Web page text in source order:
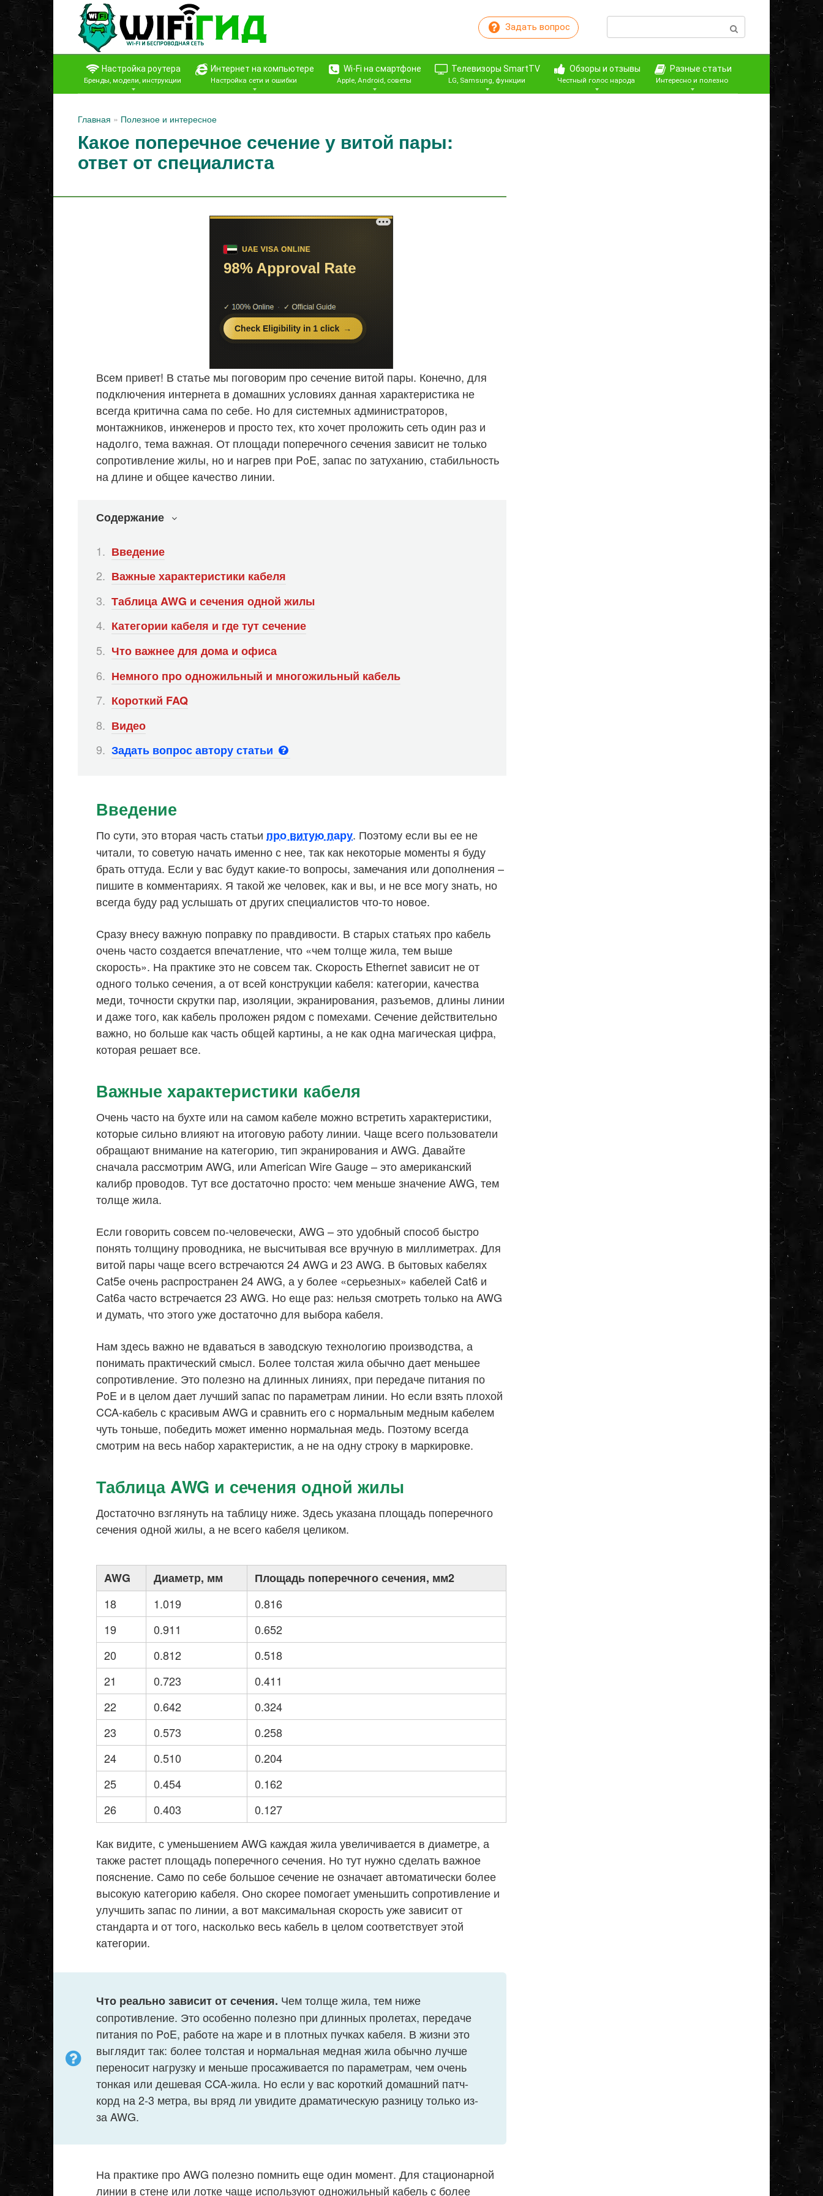
Перейти
контенту
Задать вопрос Поиск:
Настройка роутера
Бренды, модели, инструкции
Интернет на компьютере
Настройка сети и ошибки
Wi-Fi на смартфоне
Apple, Android, советы
Телевизоры SmartTV
LG, Samsung, функции
Обзоры и отзывы
Честный голос народа
Разные статьи
Интересно и полезно
Главная » Полезное и интересное
Какое поперечное сечение у витой пары:
ответ от специалиста
Всем привет! В статье мы поговорим про сечение витой пары. Конечно, для
подключения интернета в домашних условиях данная характеристика не
всегда критична сама по себе. Но для системных администраторов,
монтажников, инженеров и просто тех, кто хочет проложить сеть один раз и
надолго, тема важная. От площади поперечного сечения зависит не только
сопротивление жилы, но и нагрев при PoE, запас по затуханию, стабильность
на длине и общее качество линии.
Содержание
Введение
Важные характеристики кабеля
Таблица AWG и сечения одной жилы
Категории кабеля и где тут сечение
Что важнее для дома и офиса
Немного про одножильный и многожильный кабель
Короткий FAQ
Видео
Задать вопрос автору статьи
Введение
По сути, это вторая часть статьи про витую пару. Поэтому если вы ее не
читали, то советую начать именно с нее, так как некоторые моменты я буду
брать оттуда. Если у вас будут какие-то вопросы, замечания или дополнения –
пишите в комментариях. Я такой же человек, как и вы, и не все могу знать, но
всегда буду рад услышать от других специалистов что-то новое.
Сразу внесу важную поправку по правдивости. В старых статьях про кабель
очень часто создается впечатление, что «чем толще жила, тем выше
скорость». На практике это не совсем так. Скорость Ethernet зависит не от
одного только сечения, а от всей конструкции кабеля: категории, качества
меди, точности скрутки пар, изоляции, экранирования, разъемов, длины линии
и даже того, как кабель проложен рядом с помехами. Сечение действительно
важно, но больше как часть общей картины, а не как одна магическая цифра,
которая решает все.
Важные характеристики кабеля
Очень часто на бухте или на самом кабеле можно встретить характеристики,
которые сильно влияют на итоговую работу линии. Чаще всего пользователи
обращают внимание на категорию, тип экранирования и AWG. Давайте
сначала рассмотрим AWG, или American Wire Gauge – это американский
калибр проводов. Тут все достаточно просто: чем меньше значение AWG, тем
толще жила.
Если говорить совсем по-человечески, AWG – это удобный способ быстро
понять толщину проводника, не высчитывая все вручную в миллиметрах. Для
витой пары чаще всего встречаются 24 AWG и 23 AWG. В бытовых кабелях
Cat5e очень распространен 24 AWG, а у более «серьезных» кабелей Cat6 и
Cat6a часто встречается 23 AWG. Но еще раз: нельзя смотреть только на AWG
и думать, что этого уже достаточно для выбора кабеля.
Нам здесь важно не вдаваться в заводскую технологию производства, а
понимать практический смысл. Более толстая жила обычно дает меньшее
сопротивление. Это полезно на длинных линиях, при передаче питания по
PoE и в целом дает лучший запас по параметрам линии. Но если взять плохой
CCA-кабель с красивым AWG и сравнить его с нормальным медным кабелем
чуть тоньше, победить может именно нормальная медь. Поэтому всегда
смотрим на весь набор характеристик, а не на одну строку в маркировке.
Таблица AWG и сечения одной жилы
Достаточно взглянуть на таблицу ниже. Здесь указана площадь поперечного
сечения одной жилы, а не всего кабеля целиком.
AWG Диаметр, мм
Площадь поперечного сечения, мм2
18
1.019
0.816
19
0.911
0.652
20
0.812
0.518
21
0.723
0.411
22
0.642
0.324
23
0.573
0.258
24
0.510
0.204
25
0.454
0.162
26
0.403 0.127
Как видите, с уменьшением AWG каждая жила увеличивается в диаметре, а
также растет площадь поперечного сечения. Но тут нужно сделать важное
пояснение. Само по себе большое сечение не означает автоматически более
высокую категорию кабеля. Оно скорее помогает уменьшить сопротивление и
улучшить запас по линии, а вот максимальная скорость уже зависит от
стандарта и от того, насколько весь кабель в целом соответствует этой
категории.
Что реально зависит от сечения. Чем толще жила, тем ниже
сопротивление. Это особенно полезно при длинных пролетах, передаче
питания по PoE, работе на жаре и в плотных пучках кабеля. В жизни это
выглядит так: более толстая и нормальная медная жила обычно лучше
переносит нагрузку и меньше просаживается по параметрам, чем очень
тонкая или дешевая CCA-жила. Но если у вас короткий домашний патч-
корд на 2-3 метра, вы вряд ли увидите драматическую разницу только из-
за AWG.
На практике про AWG полезно помнить еще один момент. Для стационарной
линии в стене или лотке чаще используют одножильный кабель с более